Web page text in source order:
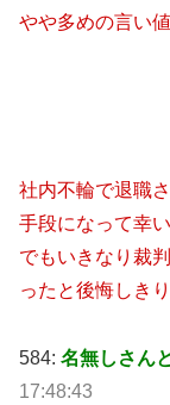
やや多めの言い
社内不輪で退職
手段になって幸い
でもいきなり裁
ったと後悔しきり
584: 名無しさん
17:48:43